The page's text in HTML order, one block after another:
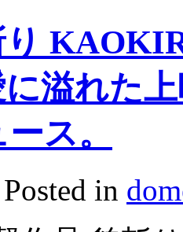
り
に溢れた
ス。
Posted in